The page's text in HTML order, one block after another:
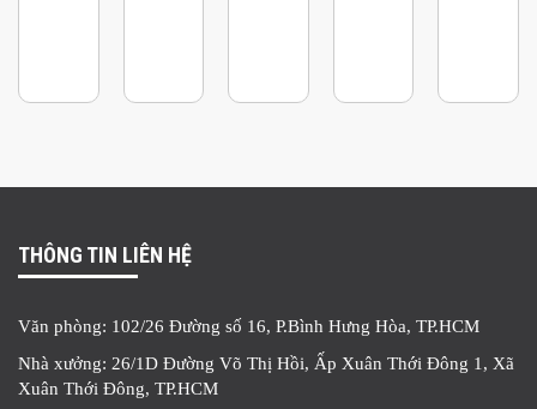
THÔNG TIN LIÊN HỆ
Văn phòng: 102/26 Đường số 16, P.Bình Hưng Hòa, TP.HCM
Nhà xưởng: 26/1D Đường Võ Thị Hồi, Ấp Xuân Thới Đông 1, Xã
Xuân Thới Đông, TP.HCM